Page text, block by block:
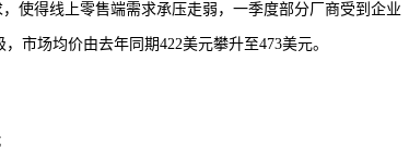
使得线上零售端需求承压走弱，一季度部分厂商受到企业
市场均价由去年同期422美元攀升至473美元。